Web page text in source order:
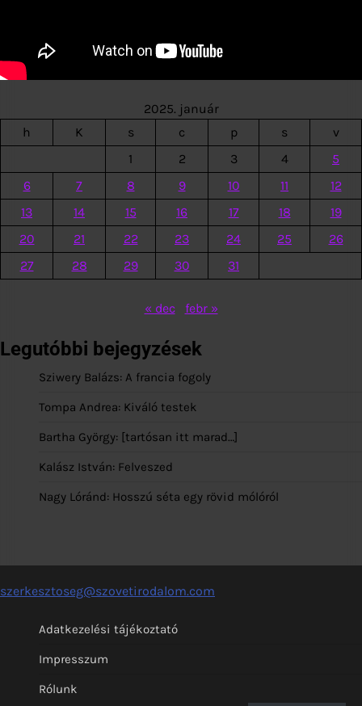
2025. január
h
K s c p s
v
1
2 3 4
5
6
7 8 9 10 11
12
13
14 15 16 17 18
19
20
21 22 23 24 25
26
27
28 29 30 31
« dec febr »
Legutóbbi bejegyzések
Sziwery Balázs: A francia fogoly
Tompa Andrea: Kiváló testek
Bartha György: [tartósan itt marad…]
Kalász István: Felveszed
Nagy Lóránd: Hosszú séta egy rövid mólóról
szerkesztoseg@szovetirodalom.com
Adatkezelési tájékoztató
Impresszum
Rólunk